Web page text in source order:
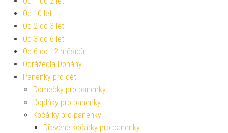
Od 10 let
Od 2 do 3 let
Od 3 do 6 let
Od 6 do 12 měsíců
Odrážedla Dohány
Panenky pro děti
Domečky pro panenky
Doplňky pro panenky
Kočárky pro panenky
Dřevěné kočárky pro panenky